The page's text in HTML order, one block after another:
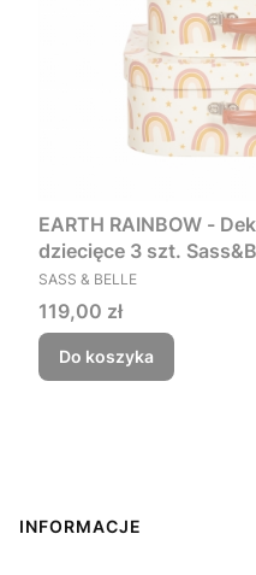
EARTH RAINBOW -
dziecięce 3 szt.
PRODUCENT
SASS & BELLE
Cena
119,00 zł
Do koszyka
Linki w stopce
INFORMACJE